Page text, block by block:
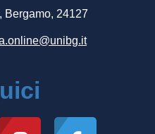
Bergamo, 24127